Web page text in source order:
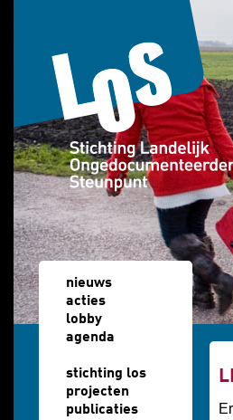
Overslaan en naar de algemene inhoud gaan
nieuws
acties
lobby
agenda
stichting los
projecten
publicaties